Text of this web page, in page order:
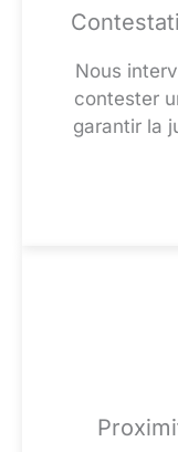
Nous
contester
garantir la